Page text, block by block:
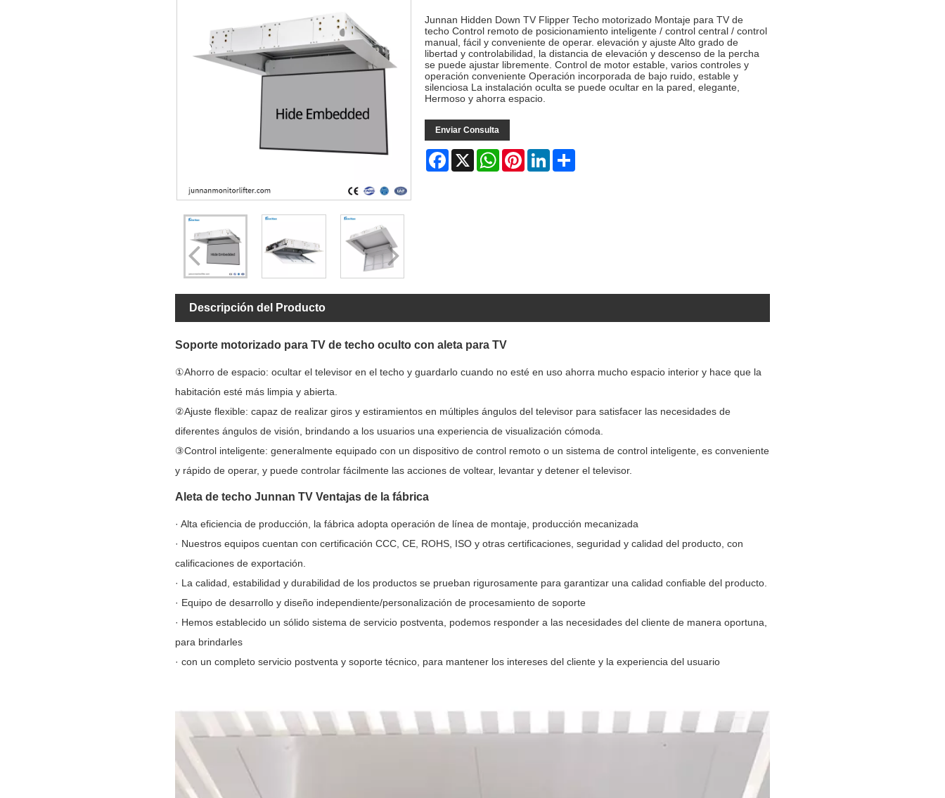
Junnan Hidden Down TV Flipper Techo motorizado Montaje para TV de
techo Control remoto de posicionamiento inteligente / control central / control
manual, fácil y conveniente de operar. elevación y ajuste Alto grado de
libertad y controlabilidad, la distancia de elevación y descenso de la percha
se puede ajustar libremente. Control de motor estable, varios controles y
operación conveniente Operación incorporada de bajo ruido, estable y
silenciosa La instalación oculta se puede ocultar en la pared, elegante,
Hermoso y ahorra espacio.
Enviar Consulta
Facebook
X WhatsAppPinterestLinkedIn
Descripción del Producto
Soporte motorizado para TV de techo oculto con aleta para TV
①Ahorro de espacio: ocultar el televisor en el techo y guardarlo cuando no esté en uso ahorra mucho espacio interior y hace que la
habitación esté más limpia y abierta.
②Ajuste flexible: capaz de realizar giros y estiramientos en múltiples ángulos del televisor para satisfacer las necesidades de
diferentes ángulos de visión, brindando a los usuarios una experiencia de visualización cómoda.
③Control inteligente: generalmente equipado con un dispositivo de control remoto o un sistema de control inteligente, es conveniente
y rápido de operar, y puede controlar fácilmente las acciones de voltear, levantar y detener el televisor.
Aleta de techo Junnan TV Ventajas de la fábrica
· Alta eficiencia de producción, la fábrica adopta operación de línea de montaje, producción mecanizada
· Nuestros equipos cuentan con certificación CCC, CE, ROHS, ISO y otras certificaciones, seguridad y calidad del producto, con
calificaciones de exportación.
· La calidad, estabilidad y durabilidad de los productos se prueban rigurosamente para garantizar una calidad confiable del producto.
· Equipo de desarrollo y diseño independiente/personalización de procesamiento de soporte
· Hemos establecido un sólido sistema de servicio postventa, podemos responder a las necesidades del cliente de manera oportuna,
para brindarles
· con un completo servicio postventa y soporte técnico, para mantener los intereses del cliente y la experiencia del usuario